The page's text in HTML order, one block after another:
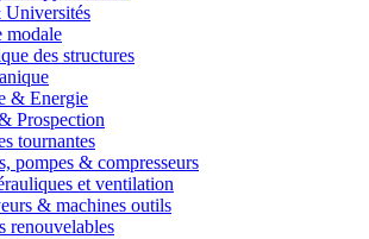
modale
des structures
& Energie
Prospection
tournantes
pompes & compresseurs
et ventilation
& machines outils
renouvelables